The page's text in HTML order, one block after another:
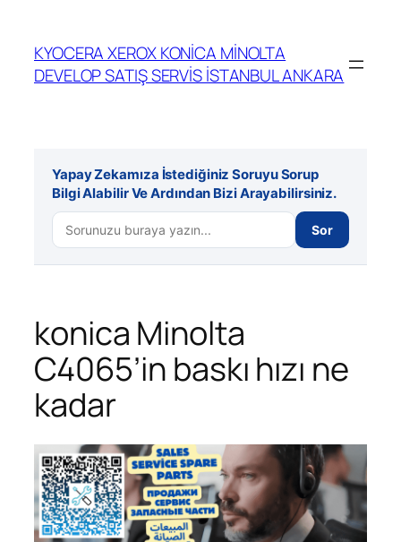
KYOCERA XEROX KONİCA MİNOLTA
DEVELOP SATIŞ SERVİS İSTANBUL ANKARA
Yapay Zekamıza İstediğiniz Soruyu Sorup
Bilgi Alabilir Ve Ardından Bizi Arayabilirsiniz.
Sor
konica Minolta
C4065’in baskı hızı ne
kadar